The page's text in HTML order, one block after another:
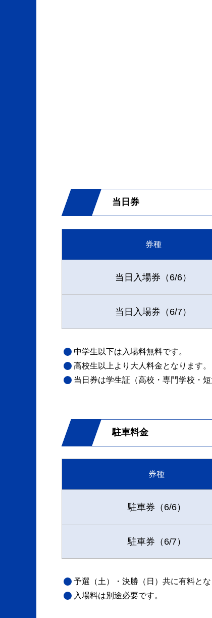
当日券
券種
当日入場券（6/6）
当日入場券（6/7）
中学生以下は入場料無料です。
高校生以上より大人料金となります。
当日券は学生証（高校・専門学校・
駐車料金
券種
駐車券（6/6）
駐車券（6/7）
予選（土）・決勝（日）共に有料と
入場料は別途必要です。